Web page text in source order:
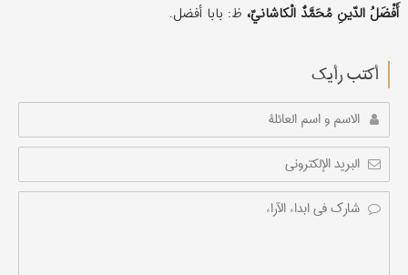
أَفْضَلُ الدّينِ مُحَمَّدٌ الْكاشانيّ، ظ: بابا أفضل.
أکتب رأیك